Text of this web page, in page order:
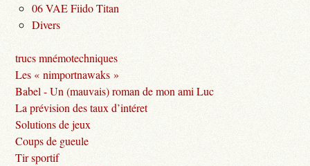
06 VAE Fiido Titan
Divers
trucs mnémotechniques
Les « nimportnawaks »
Babel - Un (mauvais) roman de mon ami Luc
La prévision des taux d’intéret
Solutions de jeux
Coups de gueule
Tir sportif